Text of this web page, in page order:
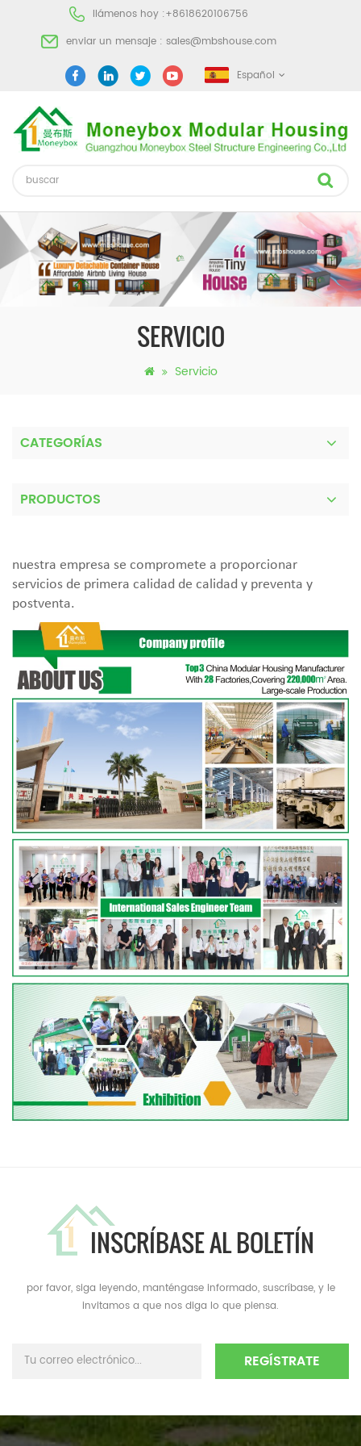
llámenos hoy :+8618620106756
enviar un mensaje : sales@mbshouse.com
Español
SERVICIO
Servicio
CATEGORÍAS
PRODUCTOS
nuestra empresa se compromete a proporcionar
servicios de primera calidad de calidad y preventa y
postventa.
INSCRÍBASE AL BOLETÍN
por favor, siga leyendo, manténgase informado, suscríbase, y le
invitamos a que nos diga lo que piensa.